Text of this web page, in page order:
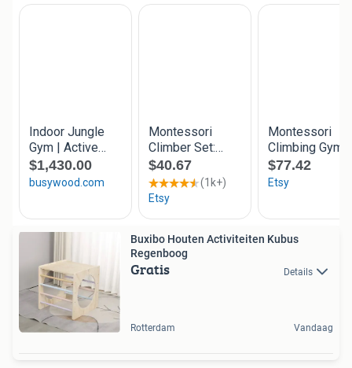
Buxibo Houten Activiteiten Kubus
Regenboog
Gratis Details
Rotterdam Vandaag